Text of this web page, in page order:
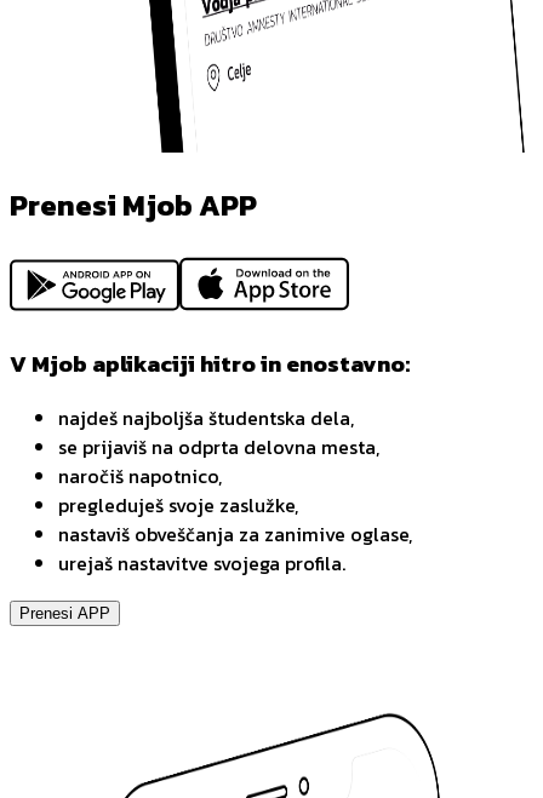
Prenesi Mjob APP
V Mjob aplikaciji hitro in enostavno:
najdeš najboljša študentska dela,
se prijaviš na odprta delovna mesta,
naročiš napotnico,
pregleduješ svoje zaslužke,
nastaviš obveščanja za zanimive oglase,
urejaš nastavitve svojega profila.
Prenesi APP